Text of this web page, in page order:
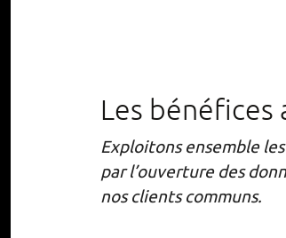
Les bénéfices
Exploitons ensemble
par l’ouverture des
nos clients communs.